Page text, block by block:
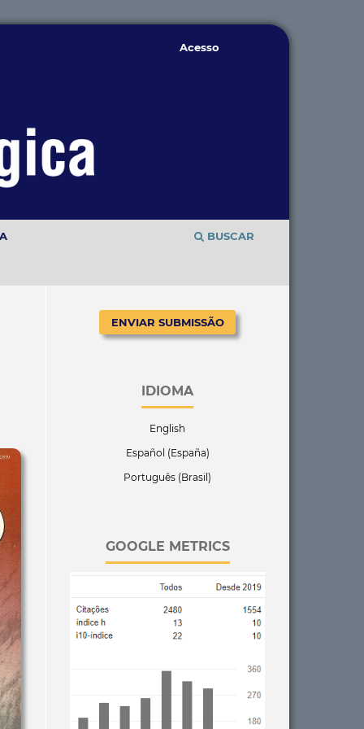
BUSCAR
Acesso
ENVIAR SUBMISSÃO
IDIOMA
English
Español (España)
Português (Brasil)
GOOGLE METRICS